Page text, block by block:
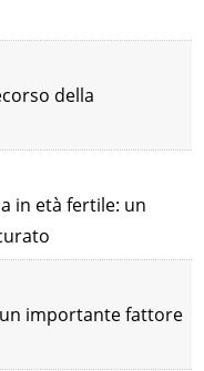
della
in età fertile: un
importante fattore